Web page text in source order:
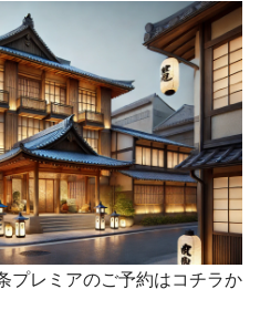
プレミアのご予約はコチラか